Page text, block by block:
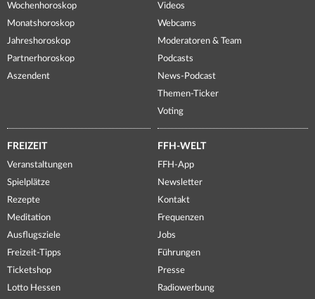
Wochenhoroskop
Monatshoroskop
Jahreshoroskop
Partnerhoroskop
Aszendent
Videos
Webcams
Moderatoren & Team
Podcasts
News-Podcast
Themen-Ticker
Voting
FREIZEIT
Veranstaltungen
Spielplätze
Rezepte
Meditation
Ausflugsziele
Freizeit-Tipps
Ticketshop
Lotto Hessen
FFH-WELT
FFH-App
Newsletter
Kontakt
Frequenzen
Jobs
Führungen
Presse
Radiowerbung